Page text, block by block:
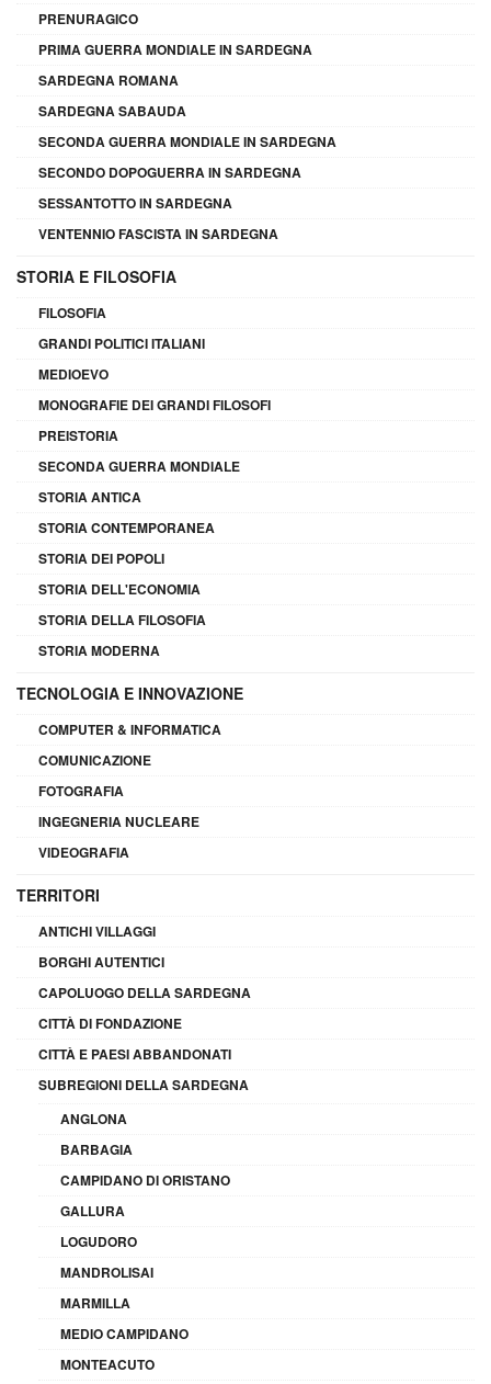
PRENURAGICO
PRIMA GUERRA MONDIALE IN SARDEGNA
SARDEGNA ROMANA
SARDEGNA SABAUDA
SECONDA GUERRA MONDIALE IN SARDEGNA
SECONDO DOPOGUERRA IN SARDEGNA
SESSANTOTTO IN SARDEGNA
VENTENNIO FASCISTA IN SARDEGNA
STORIA E FILOSOFIA
FILOSOFIA
GRANDI POLITICI ITALIANI
MEDIOEVO
MONOGRAFIE DEI GRANDI FILOSOFI
PREISTORIA
SECONDA GUERRA MONDIALE
STORIA ANTICA
STORIA CONTEMPORANEA
STORIA DEI POPOLI
STORIA DELL'ECONOMIA
STORIA DELLA FILOSOFIA
STORIA MODERNA
TECNOLOGIA E INNOVAZIONE
COMPUTER & INFORMATICA
COMUNICAZIONE
FOTOGRAFIA
INGEGNERIA NUCLEARE
VIDEOGRAFIA
TERRITORI
ANTICHI VILLAGGI
BORGHI AUTENTICI
CAPOLUOGO DELLA SARDEGNA
CITTÀ DI FONDAZIONE
CITTÀ E PAESI ABBANDONATI
SUBREGIONI DELLA SARDEGNA
ANGLONA
BARBAGIA
CAMPIDANO DI ORISTANO
GALLURA
LOGUDORO
MANDROLISAI
MARMILLA
MEDIO CAMPIDANO
MONTEACUTO